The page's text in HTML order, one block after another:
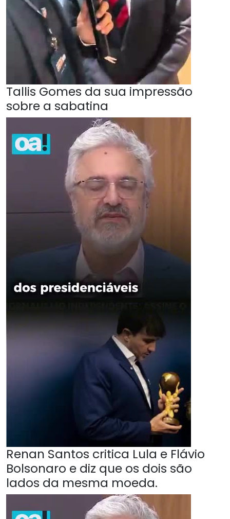
Tallis Gomes da sua impressão
sobre a sabatina
Renan Santos critica Lula e Flávio
Bolsonaro e diz que os dois são
lados da mesma moeda.